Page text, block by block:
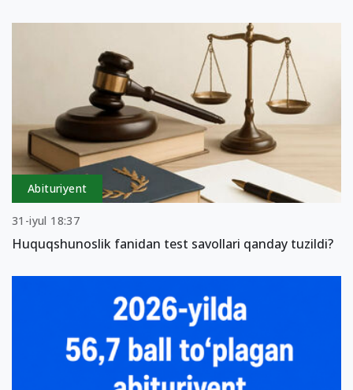
Abituriyent
31-iyul 18:37
Huquqshunoslik fanidan test savollari qanday tuzildi?